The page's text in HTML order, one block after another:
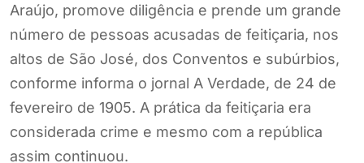
Araújo, promove diligência e prende um grande
número de pessoas acusadas de feitiçaria, nos
altos de São José, dos Conventos e subúrbios,
conforme informa o jornal A Verdade, de 24 de
fevereiro de 1905. A prática da feitiçaria era
considerada crime e mesmo com a república
assim continuou.